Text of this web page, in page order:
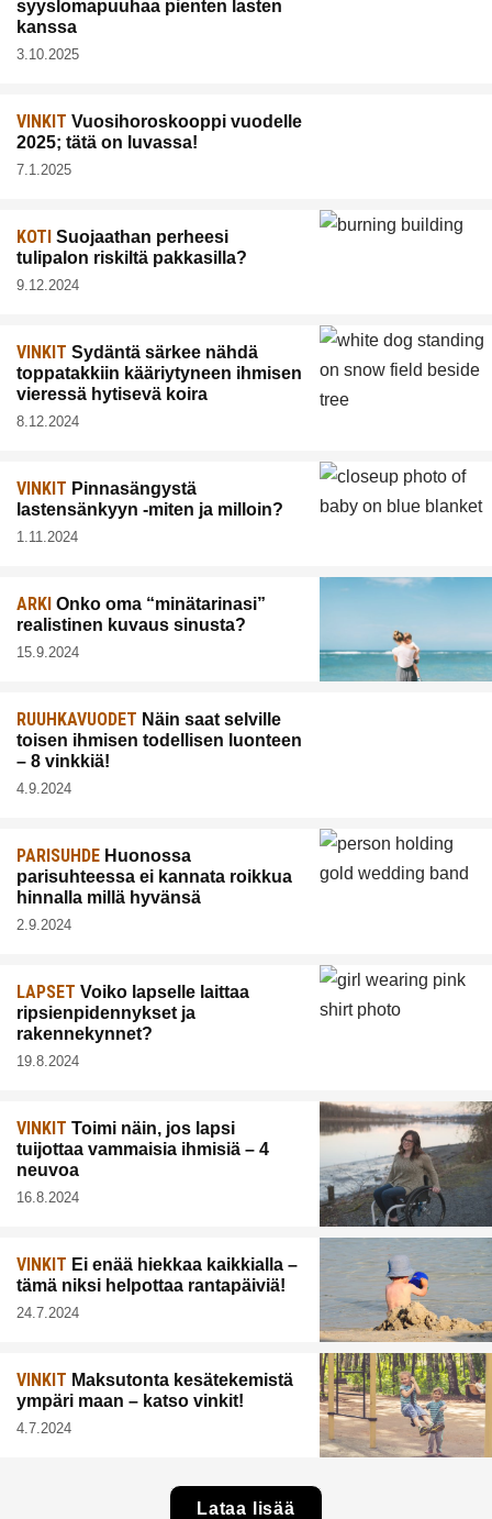
syyslomapuuhaa pienten lasten
kanssa
3.10.2025
VINKIT Vuosihoroskooppi vuodelle
2025; tätä on luvassa!
7.1.2025
KOTI Suojaathan perheesi
tulipalon riskiltä pakkasilla?
9.12.2024
VINKIT Sydäntä särkee nähdä
toppatakkiin kääriytyneen ihmisen
vieressä hytisevä koira
8.12.2024
VINKIT Pinnasängystä
lastensänkyyn -miten ja milloin?
1.11.2024
ARKI Onko oma “minätarinasi”
realistinen kuvaus sinusta?
15.9.2024
RUUHKAVUODET Näin saat selville
toisen ihmisen todellisen luonteen
– 8 vinkkiä!
4.9.2024
PARISUHDE Huonossa
parisuhteessa ei kannata roikkua
hinnalla millä hyvänsä
2.9.2024
LAPSET Voiko lapselle laittaa
ripsienpidennykset ja
rakennekynnet?
19.8.2024
VINKIT Toimi näin, jos lapsi
tuijottaa vammaisia ihmisiä – 4
neuvoa
16.8.2024
VINKIT Ei enää hiekkaa kaikkialla –
tämä niksi helpottaa rantapäiviä!
24.7.2024
VINKIT Maksutonta kesätekemistä
ympäri maan – katso vinkit!
4.7.2024
Lataa lisää